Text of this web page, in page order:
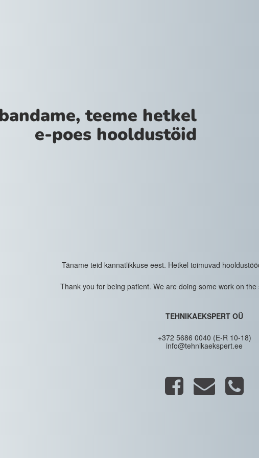
teeme hetkel
e-poes hooldustöid
Täname teid kannatlikkuse eest. Hetkel toimuvad
Thank you for being patient. We are doing some work on
TEHNIKAEKSPERT OÜ
+372 5686 0040 (E-R 10-18)
info@tehnikaekspert.ee